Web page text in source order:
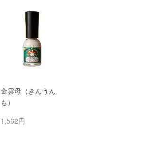
金雲母（きんうん
も）
1,562円